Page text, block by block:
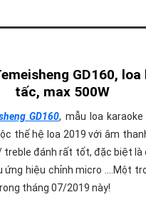
GD160, loa
tấc, max 500W
GD160, mẫu loa
thế hệ loa 2019 với âm
đánh rất tốt, đặc biệt là
ứng hiệu chỉnh micro ….Một
tháng 07/2019 này!